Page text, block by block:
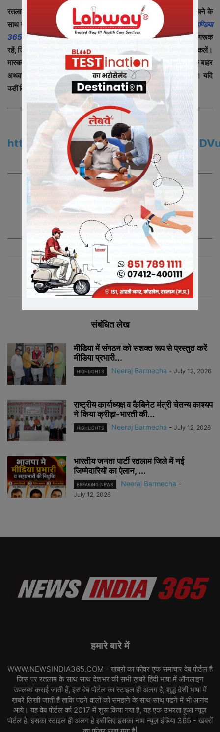
रतलाम जिले में कोरोना पॉजिटिव मरीजों की संख्या अर्धशतक संख्या (51) पहुँचने के
साथ ज्यादा सावधानी, सतर्कता और जिम्मेदारी भी आवश्यक हो गई है।
न्यूज़ इण्डिया
365 और जिला प्रशासन नियमित रूप से सभी से आग्रह कर रहा है कि जागरूक
रहें, जिम्मेदार बनें। सभी को चाहिए कि जबतक अत्यावश्यक ना हो तो बाहर ना निकलें।
मास्क का उपयोग करें। हाथों को साबुन से धोए अथवा सेनेटाइज करें। घर के बाहर
अथवा अन्य लोगो के साथ शारीरिक दूरी का पालन अवश्य करें। भीड़ से बचें। यदि
कहीं किसी दुकान अथवा जगह भीड़ हो तो वहाँ से दूरी बनाए रखें।
Join us On WhatsApp
https://chat.whatsapp.com/
समाचारो
अपडेटकेलिएग्रुपकोज्वाइन करे
Join us On Telegram
https://t.me/newsindia365
समाचारो
अपडेटकेलिएग्रुपकोज्वाइनकरे|
संबंधित लेख
मीडिया में संगठन को सशक्त रूप से प्रस्तुत करें
मीडिया प्रभारी...
HIGHLIGHTS Neeraj Barmecha - July 13, 2026
राष्ट्रीय कार्याध्यक्ष व कैबिनेट मंत्री चेतन्य काश्यप
ने किया क्रीड़ा-भारती की...
HIGHLIGHTS Neeraj Barmecha - July 12, 2026
भारतीय जनता पार्टी रतलाम जिले में नई
जिम्मेदारियों का ऐलान, ...
BREAKING NEWS Neeraj Barmecha -
July 12, 2026
हमारे बारे में
WWW.NEWSINDIA365.COM - खबरों का फीवर एक समाचार वेब पोर्टल है
जिस पर रतलाम के साथ साथ देशभर की सभी ख़बरें हिंदी भाषा में ऑनलाइन
उपलब्ध कराई जाती हैं, इस वेब पोर्टल का स्टाइल ही अलग है, शुद्ध देशी भाषा में
ख़बरें लिखी जाती हैं ताकि पढने वालों को समझने के साथ साथ पढने में भी आनंद
आये। यह वेब पोर्टल वर्ष 2017 में शुरू किया गया है, यह एक उभरता हुआ न्यूज़
पोर्टल है, इसका स्टाइल ही अलग है इसीलिए इसका नाम न्यूज़ इंडिया 365 - खबरों